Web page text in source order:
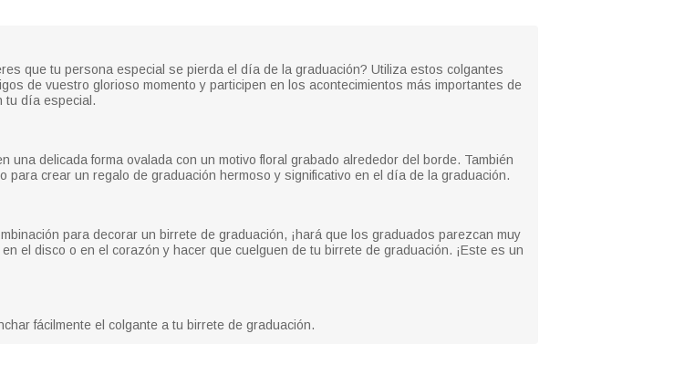
que tu persona especial se pierda el día de la graduación? Utiliza estos colgantes
de vuestro glorioso momento y participen en los acontecimientos más importantes de
tu día especial.
delicada forma ovalada con un motivo floral grabado alrededor del borde. También
crear un regalo de graduación hermoso y significativo en el día de la graduación.
para decorar un birrete de graduación, ¡hará que los graduados parezcan muy
el disco o en el corazón y hacer que cuelguen de tu birrete de graduación. ¡Este es un
fácilmente el colgante a tu birrete de graduación.